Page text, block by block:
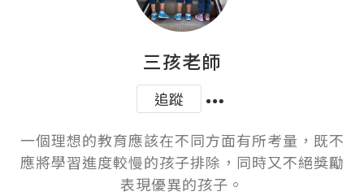
三孩老師
追蹤
一個理想的教育應該在不同方面有所考量，既不
應將學習進度較慢的孩子排除，同時又不絕獎勵
表現優異的孩子。